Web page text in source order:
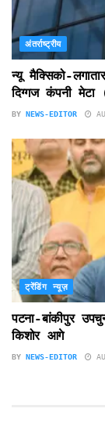
अंतर्राष्ट्रीय
न्यू मैक्सिको-
दिग्गज कंपनी
BY NEWS-EDITOR
ट्रेंडिंग न्यूज़
पटना-बांकीपुर
किशोर आगे
BY NEWS-EDITOR